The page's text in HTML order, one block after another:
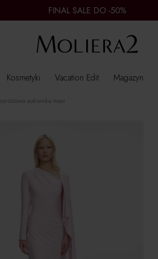
FINAL SALE DO -50%
Kosmetyki Vacation Edit Magazyn
sukienka maxi